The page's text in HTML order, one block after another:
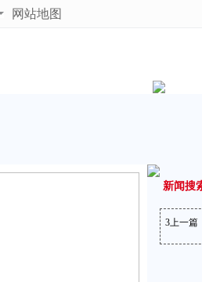
网站地图
新闻搜
3上一篇